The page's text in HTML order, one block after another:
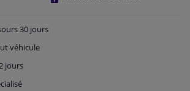
30 jours
véhicule
jours